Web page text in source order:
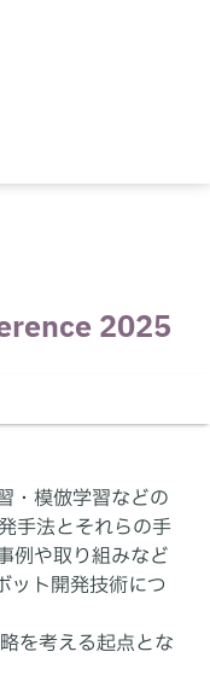
2025
・模倣学習などの
手法とそれらの手
例や取り組みなど
ット開発技術につ
を考える起点とな